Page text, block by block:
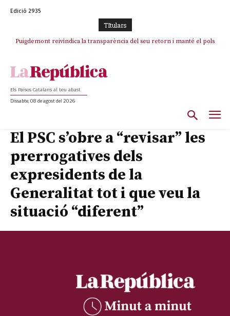
Edició 2935
TItulars
Puigdemont reivindica la transparència del seu retorn i manté el pols
Els Països Catalans al teu abast
Dissabte, 08 de agost del 2026
El PSC s’obre a “revisar” les
prerrogatives dels
expresidents de la
Generalitat tot i que veu la
situació “diferent”